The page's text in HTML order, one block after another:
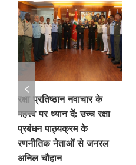
रक्षा प्रतिष्ठान नवाचार के
महत्त्व पर ध्यान दें: उच्च रक्षा
प्रबंधन पाठ्यक्रम के
रणनीतिक नेताओं से जनरल
अनिल चौहान